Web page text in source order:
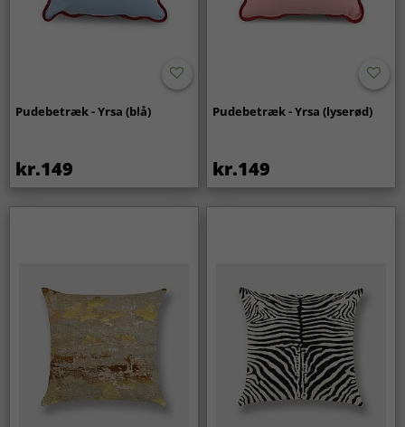
Pudebetræk - Yrsa (blå)
kr.149
Pudebetræk - Yrsa (lyserød)
kr.149